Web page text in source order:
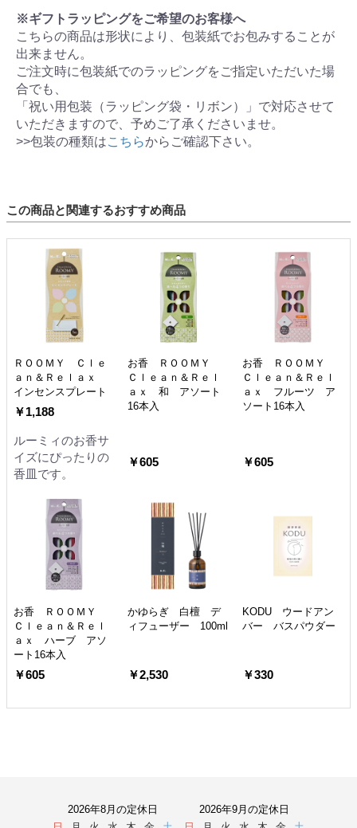
※ギフトラッピングをご希望のお客様へ
こちらの商品は形状により、包装紙でお包みすることが
出来ません。
ご注文時に包装紙でのラッピングをご指定いただいた場
合でも、
「祝い用包装（ラッピング袋・リボン）」で対応させて
いただきますので、予めご了承くださいませ。
>>包装の種類はこちらからご確認下さい。
この商品と関連するおすすめ商品
ＲＯＯＭＹ Ｃｌｅ
ａｎ＆Ｒｅｌａｘ
インセンスプレート
￥1,188
ルーミィのお香サ
イズにぴったりの
香皿です。
お香 ＲＯＯＭＹ
Ｃｌｅａｎ＆Ｒｅｌ
ａｘ 和 アソート
16本入
￥605
お香 ＲＯＯＭＹ
Ｃｌｅａｎ＆Ｒｅｌ
ａｘ フルーツ ア
ソート16本入
￥605
お香 ＲＯＯＭＹ
Ｃｌｅａｎ＆Ｒｅｌ
ａｘ ハーブ アソ
ート16本入
￥605
かゆらぎ 白檀 デ
ィフューザー 100ml
￥2,530
KODU ウードアン
バー バスパウダー
￥330
2026年8月の定休日
2026年9月の定休日